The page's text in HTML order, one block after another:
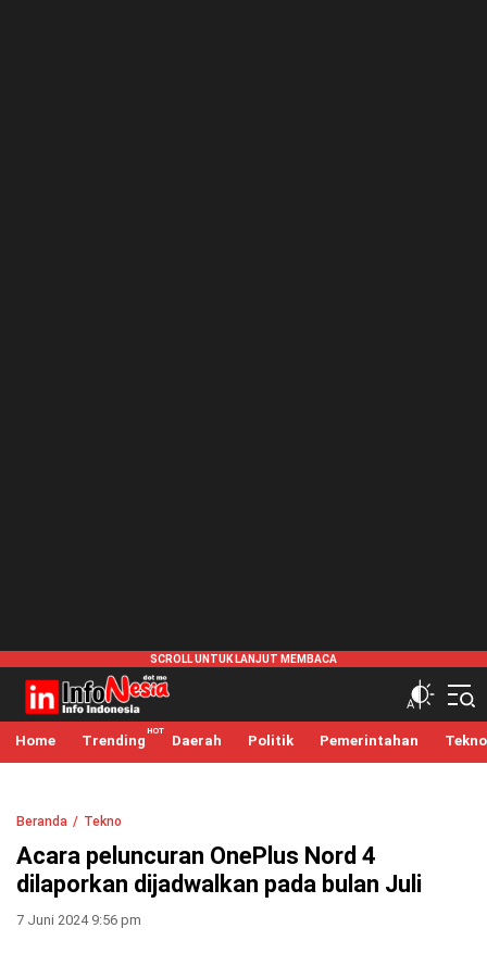
infonesia.me
Info Indonesia
Home Trending Daerah Politik Pemerintahan Tekno
Beranda Tekno
Acara peluncuran OnePlus Nord 4
dilaporkan dijadwalkan pada bulan Juli
7 Juni 2024 9:56 pm